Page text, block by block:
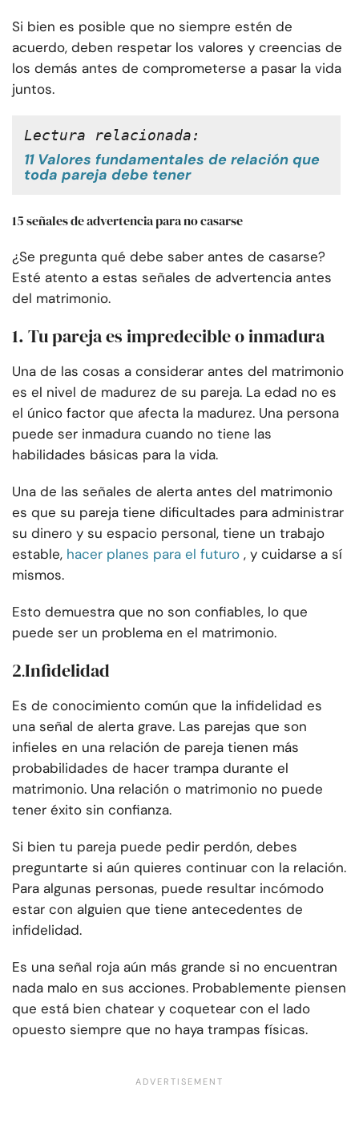
Si bien es posible que no siempre estén de
acuerdo, deben respetar los valores y creencias de
los demás antes de comprometerse a pasar la vida
juntos.
Lectura relacionada:
11 Valores fundamentales de relación que
toda pareja debe tener
15 señales de advertencia para no casarse
¿Se pregunta qué debe saber antes de casarse?
Esté atento a estas señales de advertencia antes
del matrimonio.
1. Tu pareja es impredecible o inmadura
Una de las cosas a considerar antes del matrimonio
es el nivel de madurez de su pareja. La edad no es
el único factor que afecta la madurez. Una persona
puede ser inmadura cuando no tiene las
habilidades básicas para la vida.
Una de las señales de alerta antes del matrimonio
es que su pareja tiene dificultades para administrar
su dinero y su espacio personal, tiene un trabajo
estable, hacer planes para el futuro , y cuidarse a sí
mismos.
Esto demuestra que no son confiables, lo que
puede ser un problema en el matrimonio.
2.Infidelidad
Es de conocimiento común que la infidelidad es
una señal de alerta grave. Las parejas que son
infieles en una relación de pareja tienen más
probabilidades de hacer trampa durante el
matrimonio. Una relación o matrimonio no puede
tener éxito sin confianza.
Si bien tu pareja puede pedir perdón, debes
preguntarte si aún quieres continuar con la relación.
Para algunas personas, puede resultar incómodo
estar con alguien que tiene antecedentes de
infidelidad.
Es una señal roja aún más grande si no encuentran
nada malo en sus acciones. Probablemente piensen
que está bien chatear y coquetear con el lado
opuesto siempre que no haya trampas físicas.